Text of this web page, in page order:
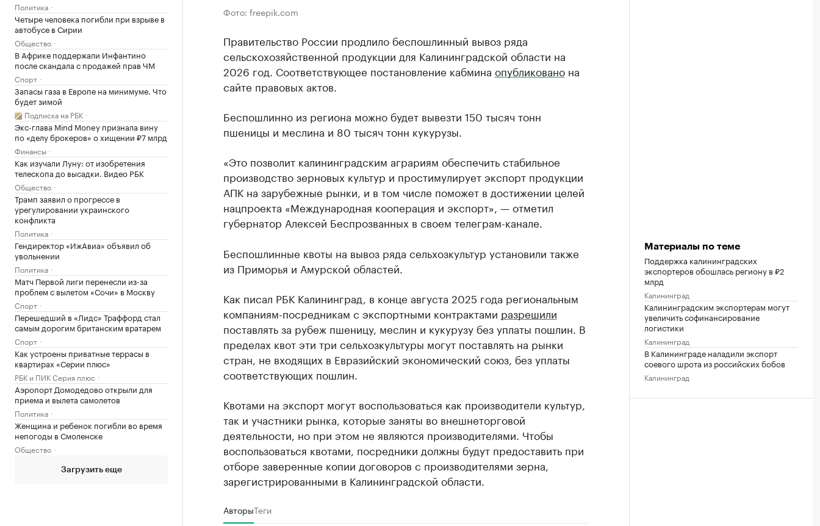
Политика
Четыре человека погибли при взрыве в
автобусе в Сирии
Общество
В Африке поддержали Инфантино
после скандала с продажей прав ЧМ
Спорт
Запасы газа в Европе на минимуме. Что
будет зимой
Подписка на РБК
Экс-глава Mind Money признала вину
по «делу брокеров» о хищении ₽7 млрд
Финансы
Как изучали Луну: от изобретения
телескопа до высадки. Видео РБК
Общество
Трамп заявил о прогрессе в
урегулировании украинского
конфликта
Политика
Гендиректор «ИжАвиа» объявил об
увольнении
Политика
Матч Первой лиги перенесли из-за
проблем с вылетом «Сочи» в Москву
Спорт
Перешедший в «Лидс» Траффорд стал
самым дорогим британским вратарем
Спорт
Как устроены приватные террасы в
квартирах «Серии плюс»
РБК и ПИК Серия плюс
Аэропорт Домодедово открыли для
приема и вылета самолетов
Политика
Женщина и ребенок погибли во время
непогоды в Смоленске
Общество
Загрузить еще
Фото: freepik.com
Правительство России продлило беспошлинный вывоз ряда
сельскохозяйственной продукции для Калининградской области на
2026 год. Соответствующее постановление кабмина опубликованона
сайте правовых актов.
Беспошлинно из региона можно будет вывезти 150 тысяч тонн
пшеницы и меслина и 80 тысяч тонн кукурузы.
«Это позволит калининградским аграриям обеспечить стабильное
производство зерновых культур и простимулирует экспорт продукции
АПК на зарубежные рынки, и в том числе поможет в достижении целей
нацпроекта «Международная кооперация и экспорт», — отметил
губернатор Алексей Беспрозванных в своем телеграм-канале.
Беспошлинные квоты на вывоз ряда сельхозкультур установили также
из Приморья и Амурской областей.
Как писал РБК Калининград, в конце августа 2025 года региональным
компаниям-посредникам с экспортными контрактами разрешили
поставлять за рубеж пшеницу, меслин и кукурузу без уплаты пошлин. В
пределах квот эти три сельхозкультуры могут поставлять на рынки
стран, не входящих в Евразийский экономический союз, без уплаты
соответствующих пошлин.
Квотами на экспорт могут воспользоваться как производители культур,
так и участники рынка, которые заняты во внешнеторговой
деятельности, но при этом не являются производителями. Чтобы
воспользоваться квотами, посредники должны будут предоставить при
отборе заверенные копии договоров с производителями зерна,
зарегистрированными в Калининградской области.
АвторыТеги
Материалы по теме
Поддержка калининградских
экспортеров обошлась региону в ₽2
млрд
Калининград
Калининградским экспортерам могут
увеличить софинансирование
логистики
Калининград
В Калининграде наладили экспорт
соевого шрота из российских бобов
Калининград